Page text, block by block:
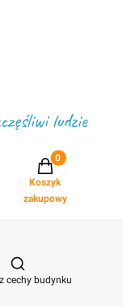
ludzie
Projekty w
Koszyk
zakupowy
Otwórz
cechy budynku